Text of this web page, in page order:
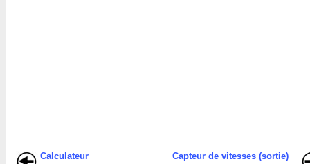
Calculateur Capteur de vitesses (sortie)